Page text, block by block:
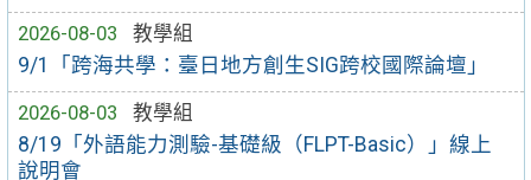
2026-08-03
教學組
9/1「跨海共學：臺日地方創生SIG跨校國際論壇」
2026-08-03
教學組
8/19「外語能力測驗-基礎級（FLPT-Basic）」線上
說明會